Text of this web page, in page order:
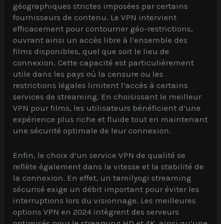
géographiques strictes imposées par certains
fournisseurs de contenu. Le VPN intervient
efficacement pour contourner géo-restrictions,
ouvrant ainsi un accès libre à l’ensemble des
films disponibles, quel que soit le lieu de
connexion. Cette capacité est particulièrement
utile dans les pays où la censure ou les
restrictions légales limitent l’accès à certains
services de streaming. En choisissant le meilleur
VPN pour films, les utilisateurs bénéficient d’une
expérience plus riche et fluide tout en maintenant
une sécurité optimale de leur connexion.
Enfin, le choix d’un service VPN de qualité se
reflète également dans la vitesse et la stabilité de
la connexion. En effet, un tamilyogi streaming
sécurisé exige un débit important pour éviter les
interruptions lors du visionnage. Les meilleures
options VPN en 2024 intègrent des serveurs